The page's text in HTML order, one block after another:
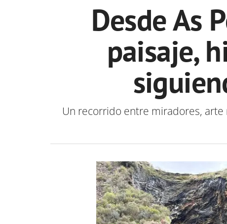
Desde As
paisaje,
Un recorrido entre miradores, arte